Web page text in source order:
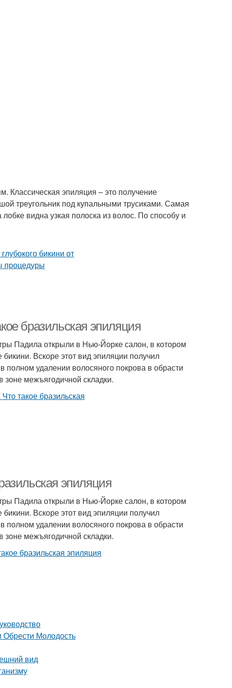
Классическая эпиляция – это получение
треугольник под купальными трусиками. Самая
видна узкая полоска из волос. По способу и
бразильская эпиляция
Падила открыли в Нью-Йорке салон, в котором
Вскоре этот вид эпиляции получил
удалении волосяного покрова в обрасти
зоне межъягодичной складки.
эпиляция
Падила открыли в Нью-Йорке салон, в котором
Вскоре этот вид эпиляции получил
удалении волосяного покрова в обрасти
зоне межъягодичной складки.
Молодость
вид